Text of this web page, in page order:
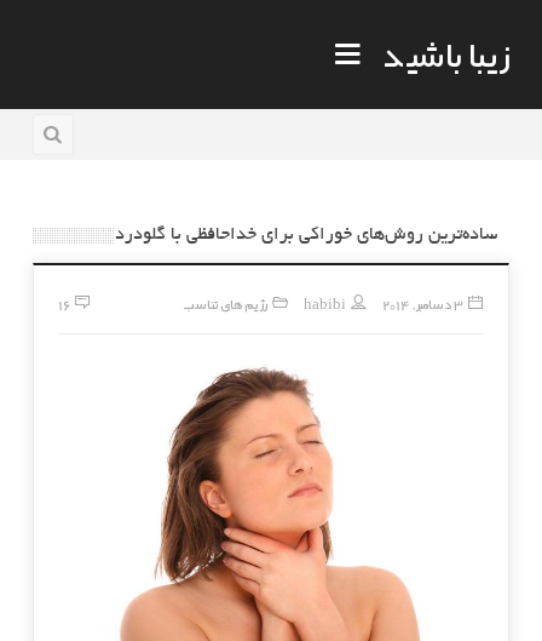
زیبا باشید
ساده‌ترین روش‌های خوراکی برای خداحافظی با گلودرد
3 دسامبر, 2014 habibi رژیم های تناسب 16